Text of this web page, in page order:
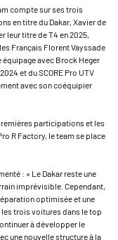
compte sur ses trois
en titre du Dakar, Xavier de
leur titre de T4 en 2025,
Français Florent Vayssade
avec Brock Heger
et du SCORE Pro UTV
avec son coéquipier
participations et les
R Factory, le team se place
: « Le Dakar reste une
imprévisible. Cependant,
optimisée et une
trois voitures dans le top
à développer le
une nouvelle structure à la